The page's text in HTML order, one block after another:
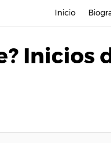
Inicio
Inicios